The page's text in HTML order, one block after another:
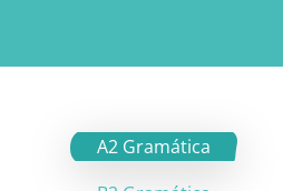
A2 Gramática